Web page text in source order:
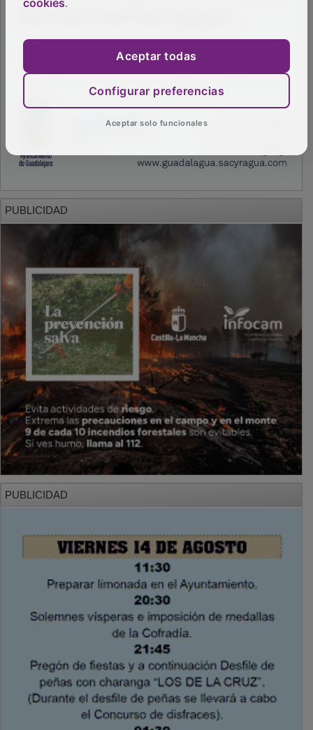
PUBLICIDAD
cookies.
Aceptar todas
Configurar preferencias
Aceptar solo funcionales